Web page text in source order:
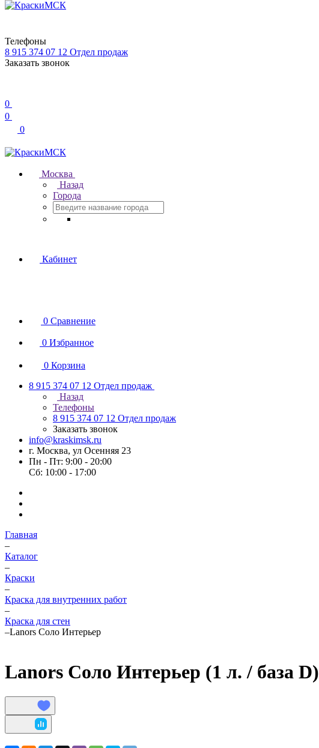
Телефоны
8 915 374 07 12 Отдел продаж
Заказать звонок
0
0
0
Москва
Назад
Города
Кабинет
0 Сравнение
0 Избранное
0 Корзина
8 915 374 07 12 Отдел продаж
Назад
Телефоны
8 915 374 07 12 Отдел продаж
Заказать звонок
info@kraskimsk.ru
г. Москва, ул Осенняя 23
Пн - Пт: 9:00 - 20:00
Сб: 10:00 - 17:00
Главная
–
Каталог
–
Краски
–
Краска для внутренних работ
–
Краска для стен
–Lanors Соло Интерьер
Lanors Соло Интерьер (1 л. / база D)